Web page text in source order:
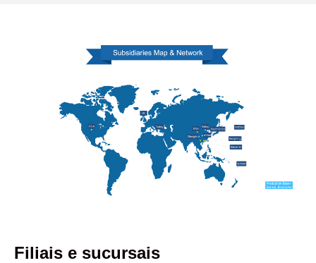
Filiais e sucursais